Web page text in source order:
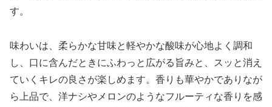
す。
味わいは、柔らかな甘味と軽やかな酸味が心地よく調和
し、口に含んだときにふわっと広がる旨みと、スッと消え
ていくキレの良さが楽しめます。香りも華やかでありなが
ら上品で、洋ナシやメロンのようなフルーティな香りを感